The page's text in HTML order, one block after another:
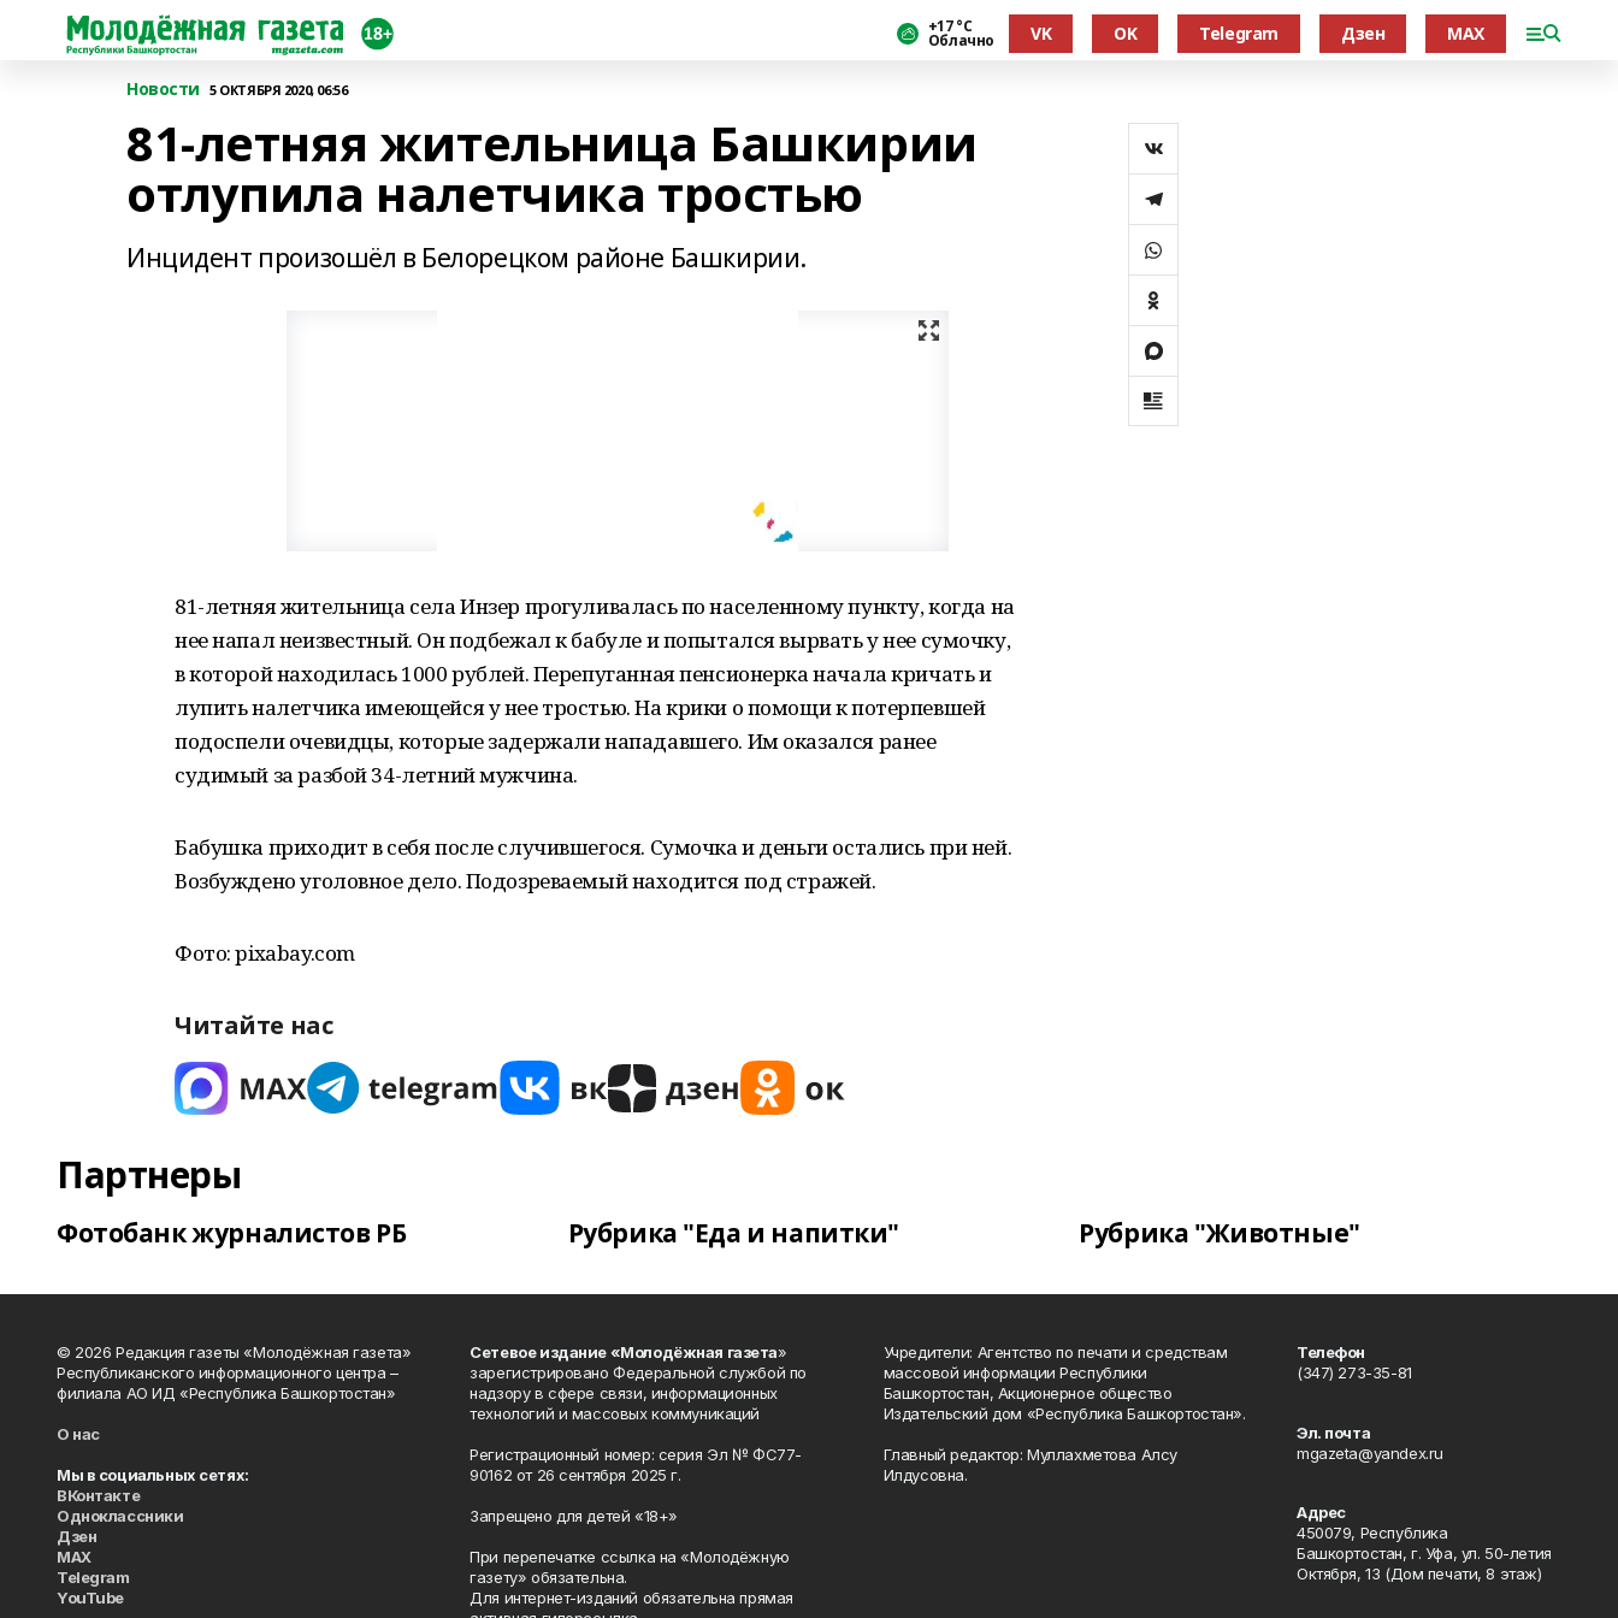
+17 °С
Облачно VK OK Telegram Дзен MAX
Новости 5 ОКТЯБРЯ 2020, 06:56
81-летняя жительница Башкирии
отлупила налетчика тростью
Инцидент произошёл в Белорецком районе Башкирии.
81-летняя жительница села Инзер прогуливалась по населенному пункту, когда на
нее напал неизвестный. Он подбежал к бабуле и попытался вырвать у нее сумочку,
в которой находилась 1000 рублей. Перепуганная пенсионерка начала кричать и
лупить налетчика имеющейся у нее тростью. На крики о помощи к потерпевшей
подоспели очевидцы, которые задержали нападавшего. Им оказался ранее
судимый за разбой 34-летний мужчина.
Бабушка приходит в себя после случившегося. Сумочка и деньги остались при ней.
Возбуждено уголовное дело. Подозреваемый находится под стражей.
Фото: pixabay.com
Читайте нас
Партнеры
Фотобанк журналистов РБ Рубрика "Еда и напитки" Рубрика "Животные"
© 2026 Редакция газеты «Молодёжная газета»
Республиканского информационного центра –
филиала АО ИД «Республика Башкортостан»
О нас
Мы в социальных сетях:
ВКонтакте
Одноклассники
Дзен
MAX
Telegram
YouTube
Сетевое издание «Молодёжная газета»
зарегистрировано Федеральной службой по
надзору в сфере связи, информационных
технологий и массовых коммуникаций
Регистрационный номер: серия Эл № ФС77-
90162 от 26 сентября 2025 г.
Запрещено для детей «18+»
При перепечатке ссылка на «Молодёжную
газету» обязательна.
Для интернет-изданий обязательна прямая
Учредители: Агентство по печати и средствам
массовой информации Республики
Башкортостан, Акционерное общество
Издательский дом «Республика Башкортостан».
Главный редактор: Муллахметова Алсу
Илдусовна.
Телефон
(347) 273-35-81
Эл. почта
mgazeta@yandex.ru
Адрес
450079, Республика
Башкортостан, г. Уфа, ул. 50-летия
Октября, 13 (Дом печати, 8 этаж)